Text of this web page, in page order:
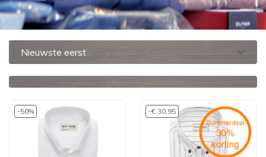
Nieuwste eerst expand_more
-50% -€ 30,95